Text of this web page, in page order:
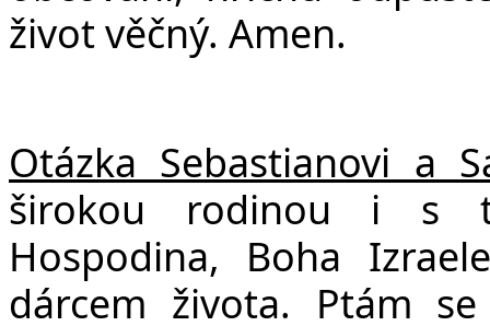
život věčný. Amen.
Otázka Sebastianovi a
širokou rodinou i s
Hospodina, Boha
dárcem života. Ptám